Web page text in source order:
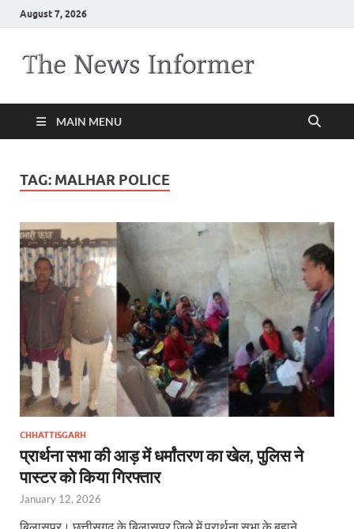
August 7, 2026
MAIN MENU
TAG: MALHAR POLICE
CHHATTISGARH
प्रार्थना सभा की आड़ में धर्मांतरण का खेल, पुलिस ने
पास्टर को किया गिरफ्तार
January 12, 2026
बिलासपुर। छत्तीसगढ़ के बिलासपुर जिले में प्रार्थना सभा के बहाने